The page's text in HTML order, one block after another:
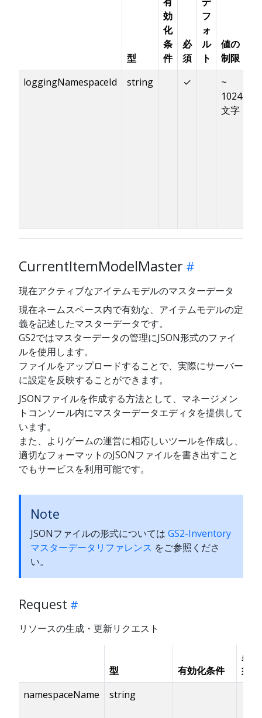
型
効
化
条
件
必
須
フ
ォ
ル
ト
値の
制限
loggingNamespaceId
string ✓
~
1024
文字
CurrentItemModelMaster
現在アクティブなアイテムモデルのマスターデータ
現在ネームスペース内で有効な、アイテムモデルの定
義を記述したマスターデータです。
GS2ではマスターデータの管理にJSON形式のファイ
ルを使用します。
ファイルをアップロードすることで、実際にサーバー
に設定を反映することができます。
JSONファイルを作成する方法として、マネージメン
トコンソール内にマスターデータエディタを提供して
います。
また、よりゲームの運営に相応しいツールを作成し、
適切なフォーマットのJSONファイルを書き出すこと
でもサービスを利用可能です。
Note
JSONファイルの形式については GS2-Inventory
マスターデータリファレンス をご参照くださ
い。
Request
リソースの生成・更新リクエスト
型 有効化条件
必
須
namespaceName
string